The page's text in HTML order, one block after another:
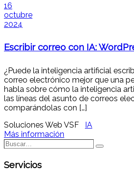
16
octubre
2024
Escribir correo con IA:
¿Puede la inteligencia artificial
correo electrónico mejor que una
habla sobre cómo la inteligencia
las líneas del asunto de correos
comparándolas con […]
Soluciones Web VSF
IA
Más información
Buscar…
Buscar
Servicios